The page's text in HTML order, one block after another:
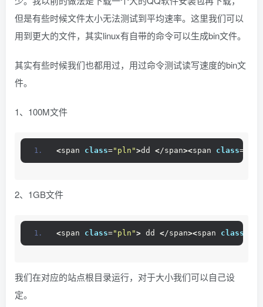
但是有些时候文件太小无法测试到平均速率。这里我们可以
用到更大的文件，其实linux有自带的命令可以生成bin文件。
其实有些时候我们也都用过，用过命令测试读写速度的bin文
件。
1、100M文件
<span class="pln">dd </span><span class=
2、1GB文件
<span class="pln"> dd </span><span class
我们在对应的站点根目录运行，对于大小我们可以自己设
定。